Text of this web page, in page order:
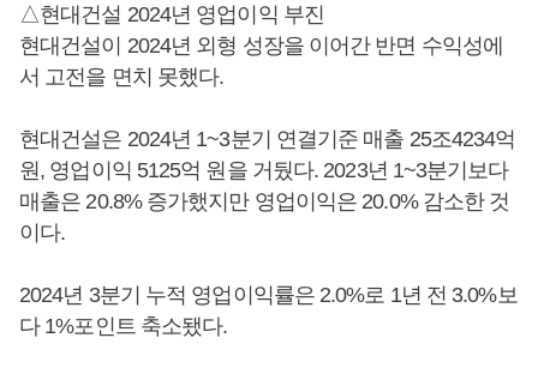
△현대건설 2024년 영업이익 부진
현대건설이 2024년 외형 성장을 이어간 반면 수익성에
서 고전을 면치 못했다.
현대건설은 2024년 1~3분기 연결기준 매출 25조4234억
원, 영업이익 5125억 원을 거뒀다. 2023년 1~3분기보다
매출은 20.8% 증가했지만 영업이익은 20.0% 감소한 것
이다.
2024년 3분기 누적 영업이익률은 2.0%로 1년 전 3.0%보
다 1%포인트 축소됐다.